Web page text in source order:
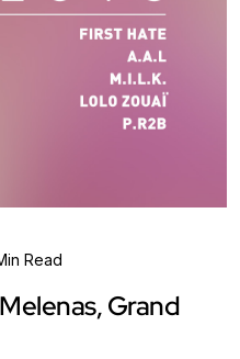
Read
Grand